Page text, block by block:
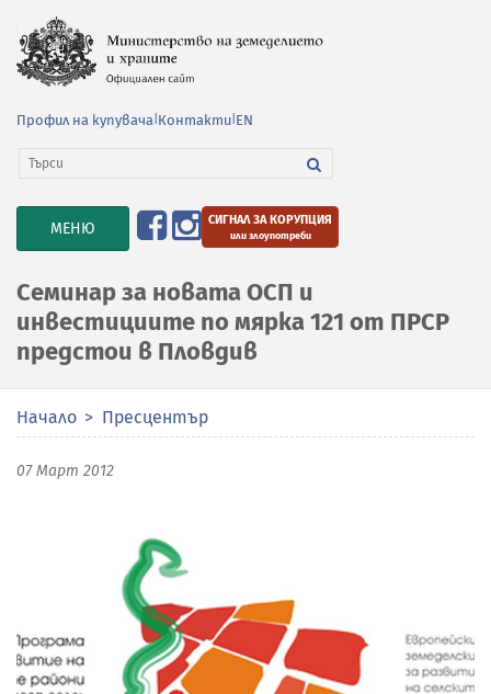
Профил на купувача Контакти EN
TOGGLE
NAVIGATION
МЕНЮ СИГНАЛ ЗА КОРУПЦИЯ
или злоупотреби
Семинар за новата ОСП и
инвестициите по мярка 121 от ПРСР
предстои в Пловдив
Начало Пресцентър
07 Март 2012